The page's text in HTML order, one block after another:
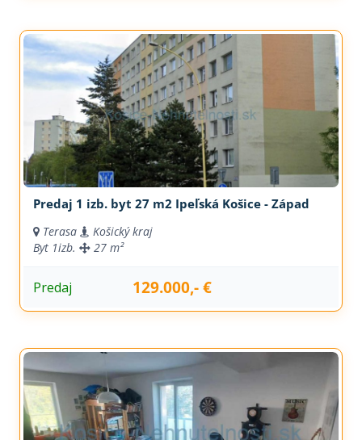
Predaj 1 izb. byt 27 m2 Ipeľská Košice - Západ
Terasa
Košický kraj
Byt 1izb. 27 m²
Predaj 129.000,- €